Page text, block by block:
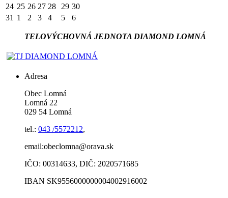
24 25 26 27 28 29 30
31 1 2 3 4 5 6
TELOVÝCHOVNÁ JEDNOTA DIAMOND LOMNÁ
Adresa
Obec Lomná
Lomná 22
029 54 Lomná
tel.: 043 /5572212,
email:obeclomna@orava.sk
IČO: 00314633, DIČ: 2020571685
IBAN SK9556000000004002916002